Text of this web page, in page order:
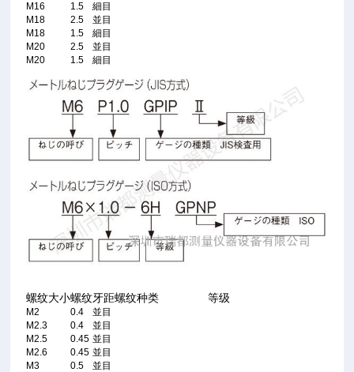
M16
1.5
細目
M18
2.5
並目
M18
1.5
細目
M20
2.5
並目
M20
1.5 細目
螺纹大小螺纹牙距螺纹种类 等级
M2 0.4 並目
M2.3 0.4
並目
M2.5
0.45 並目
M2.6
0.45 並目
M3
0.5
並目